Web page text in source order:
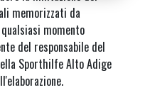
memorizzati da
momento
del responsabile del
Sporthilfe Alto Adige